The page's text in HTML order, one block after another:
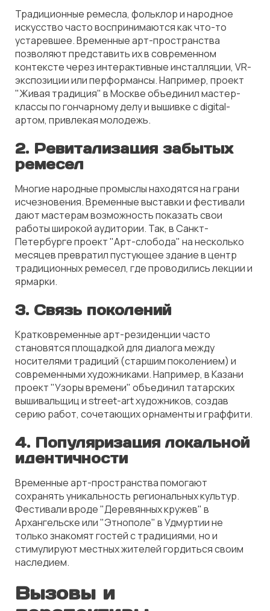
Традиционные ремесла, фольклор и народное
искусство часто воспринимаются как что-то
устаревшее. Временные арт-пространства
позволяют представить их в современном
контексте через интерактивные инсталляции, VR-
экспозиции или перформансы. Например, проект
"Живая традиция" в Москве объединил мастер-
классы по гончарному делу и вышивке с digital-
артом, привлекая молодежь.
2. Ревитализация забытых
ремесел
Многие народные промыслы находятся на грани
исчезновения. Временные выставки и фестивали
дают мастерам возможность показать свои
работы широкой аудитории. Так, в Санкт-
Петербурге проект"Арт-слобода" на несколько
месяцев превратил пустующее здание в центр
традиционных ремесел, где проводились лекции и
ярмарки.
3. Связь поколений
Кратковременные арт-резиденции часто
становятся площадкой для диалога между
носителями традиций (старшим поколением) и
современными художниками. Например, в Казани
проект"Узоры времени" объединил татарских
вышивальщиц и street-art художников, создав
серию работ, сочетающих орнаменты и граффити.
4. Популяризация локальной
идентичности
Временные арт-пространства помогают
сохранять уникальность региональных культур.
Фестивали вроде"Деревянных кружев" в
Архангельске или"Этнополе" в Удмуртии не
только знакомят гостей с традициями, но и
стимулируют местных жителей гордиться своим
наследием.
Вызовы и